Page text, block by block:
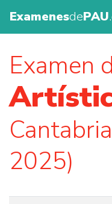
ExamenesdePAU
Examen
2025)